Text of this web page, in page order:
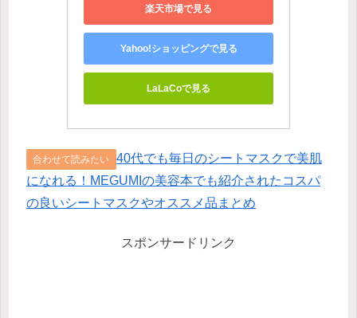
楽天市場で見る
Yahoo!ショッピングで見る
LaLaCoで見る
合わせて読みたい
40代でも毎日のシートマスクで美肌
になれる！MEGUMIの美容本でも紹介されたコスパ
の良いシートマスクやオススメ品まとめ
スポンサードリンク